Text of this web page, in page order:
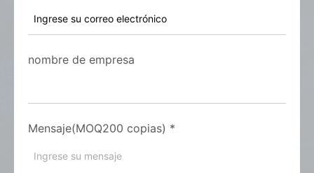
nombre de empresa
Mensaje(MOQ200 copias) *